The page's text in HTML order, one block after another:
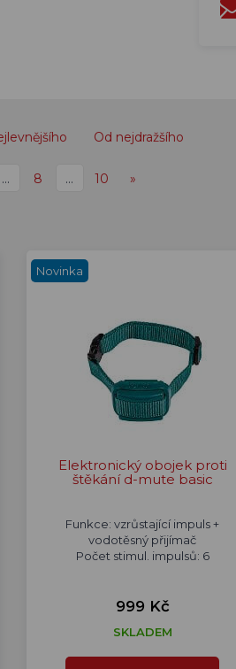
Od nejdražšího
… 8 … 10 »
Novinka
Elektronický obojek proti
štěkání d-mute basic
Funkce: vzrůstající impuls +
vodotěsný přijímač
Počet stimul. impulsů: 6
999 Kč
SKLADEM